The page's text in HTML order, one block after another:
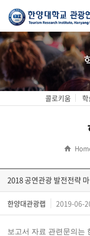
콜로키움 학
2018 공연관광 발전전략
한양대관광랩 2019-06-
보고서 자료 관련문의는